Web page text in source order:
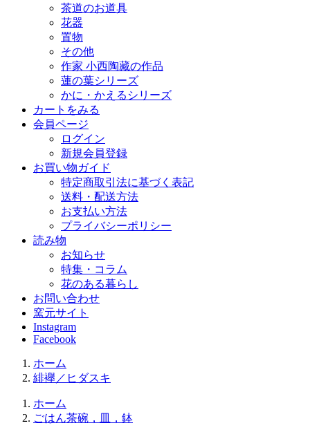
茶道のお道具
花器
置物
その他
作家 小西陶藏の作品
蓮の葉シリーズ
かに・かえるシリーズ
カートをみる
会員ページ
ログイン
新規会員登録
お買い物ガイド
特定商取引法に基づく表記
送料・配送方法
お支払い方法
プライバシーポリシー
読み物
お知らせ
特集・コラム
花のある暮らし
お問い合わせ
窯元サイト
Instagram
Facebook
ホーム
緋襷／ヒダスキ
ホーム
ごはん茶碗，皿，鉢